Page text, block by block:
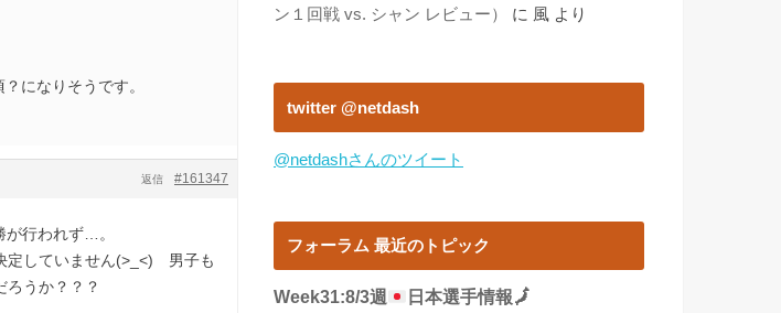
になりそうです。
#161347
返信
行われず…。
定していません(>_<) 男子も
ろうか？？？
ン１回戦 vs. シャン レビュー）
に 風 より
twitter @netdash
@netdashさんのツイート
フォーラム 最近のトピック
Week31:8/3週 日本選手情報🗾